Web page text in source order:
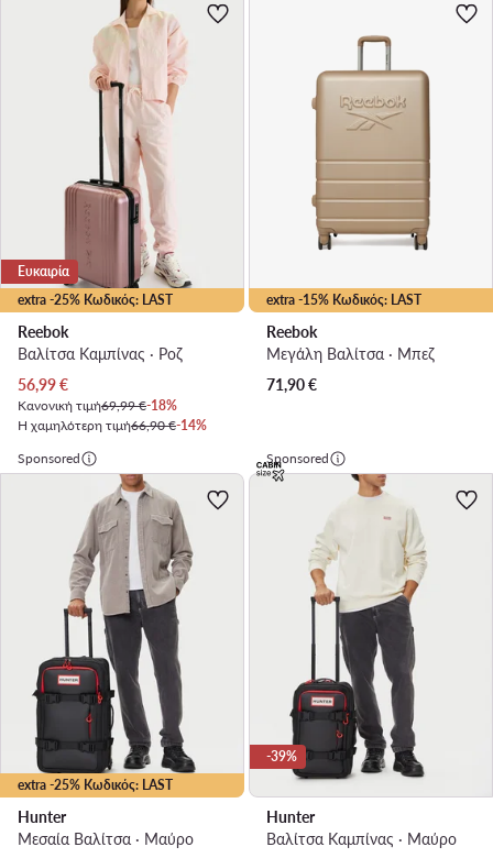
extra -25% Κωδικός: LAST
Ευκαιρία
Reebok
Βαλίτσα Καμπίνας · Ροζ
Τρέχουσα τιμή
56,99€
Κανονική τιμή69,99 €-18%
Η χαμηλότερη τιμή66,90 €-14%
extra -15% Κωδικός: LAST
Reebok
Μεγάλη Βαλίτσα · Μπεζ
71,90€
Sponsored
extra -25% Κωδικός: LAST
Hunter
Μεσαία Βαλίτσα · Μαύρο
Sponsored
-39%
Hunter
Βαλίτσα Καμπίνας · Μαύρο